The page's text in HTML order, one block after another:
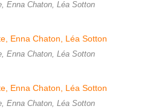
Enna Chaton, Léa Sotton
Enna Chaton, Léa Sotton
Enna Chaton, Léa Sotton